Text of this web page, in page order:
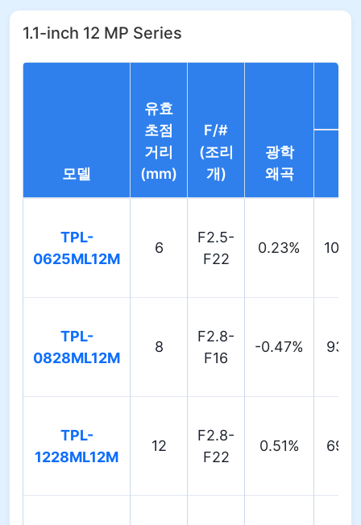
1.1-inch 12 MP Series
모델
유효
초점
거리
(mm)
F/#
(조리
개)
광학
왜곡
TPL-
0625ML12M
6
F2.5-
F22
0.23%
TPL-
0828ML12M
8
F2.8-
F16
-0.47%
TPL-
1228ML12M
12
F2.8-
F22
0.51%